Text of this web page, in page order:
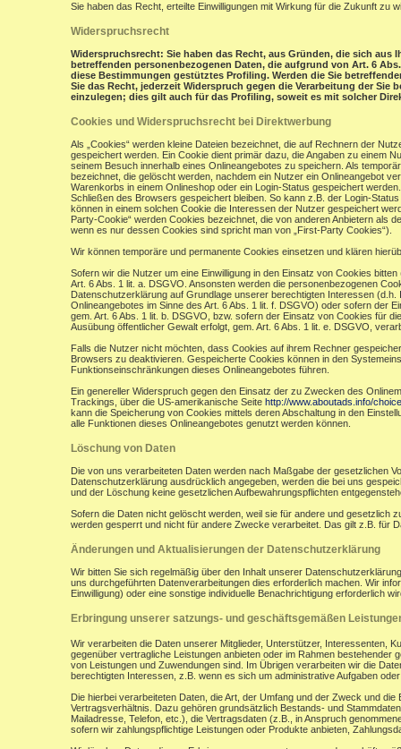
Sie haben das Recht, erteilte Einwilligungen mit Wirkung für die Zukunft zu
Widerspruchsrecht
Widerspruchsrecht: Sie haben das Recht, aus Gründen, die sich aus
betreffenden personenbezogenen Daten, die aufgrund von Art. 6
diese Bestimmungen gestütztes Profiling. Werden die Sie
Sie das Recht, jederzeit Widerspruch gegen die Verarbeitung der
einzulegen; dies gilt auch für das Profiling, soweit es mit solcher
Cookies und Widerspruchsrecht bei Direktwerbung
Als „Cookies“ werden kleine Dateien bezeichnet, die auf Rechnern der
gespeichert werden. Ein Cookie dient primär dazu, die Angaben zu einem
seinem Besuch innerhalb eines Onlineangebotes zu speichern. Als
bezeichnet, die gelöscht werden, nachdem ein Nutzer ein Onlineangebot
Warenkorbs in einem Onlineshop oder ein Login-Status gespeichert
Schließen des Browsers gespeichert bleiben. So kann z.B. der Login-
können in einem solchen Cookie die Interessen der Nutzer gespeichert
Party-Cookie“ werden Cookies bezeichnet, die von anderen Anbietern als
wenn es nur dessen Cookies sind spricht man von „First-Party Cookies“).
Wir können temporäre und permanente Cookies einsetzen und klären
Sofern wir die Nutzer um eine Einwilligung in den Einsatz von Cookies
Art. 6 Abs. 1 lit. a. DSGVO. Ansonsten werden die personenbezogenen
Datenschutzerklärung auf Grundlage unserer berechtigten Interessen
Onlineangebotes im Sinne des Art. 6 Abs. 1 lit. f. DSGVO) oder sofern der
gem. Art. 6 Abs. 1 lit. b. DSGVO, bzw. sofern der Einsatz von Cookies für
Ausübung öffentlicher Gewalt erfolgt, gem. Art. 6 Abs. 1 lit. e. DSGVO,
Falls die Nutzer nicht möchten, dass Cookies auf ihrem Rechner
Browsers zu deaktivieren. Gespeicherte Cookies können in den
Funktionseinschränkungen dieses Onlineangebotes führen.
Ein genereller Widerspruch gegen den Einsatz der zu Zwecken des
Trackings, über die US-amerikanische Seite http://www.aboutads.info/
kann die Speicherung von Cookies mittels deren Abschaltung in den
alle Funktionen dieses Onlineangebotes genutzt werden können.
Löschung von Daten
Die von uns verarbeiteten Daten werden nach Maßgabe der gesetzlichen
Datenschutzerklärung ausdrücklich angegeben, werden die bei uns
und der Löschung keine gesetzlichen Aufbewahrungspflichten
Sofern die Daten nicht gelöscht werden, weil sie für andere und gesetzlich
werden gesperrt und nicht für andere Zwecke verarbeitet. Das gilt z.B. für
Änderungen und Aktualisierungen der Datenschutzerklärung
Wir bitten Sie sich regelmäßig über den Inhalt unserer
uns durchgeführten Datenverarbeitungen dies erforderlich machen. Wir
Einwilligung) oder eine sonstige individuelle Benachrichtigung erforderlich
Erbringung unserer satzungs- und geschäftsgemäßen
Wir verarbeiten die Daten unserer Mitglieder, Unterstützer, Interessenten,
gegenüber vertragliche Leistungen anbieten oder im Rahmen
von Leistungen und Zuwendungen sind. Im Übrigen verarbeiten wir die
berechtigten Interessen, z.B. wenn es sich um administrative Aufgaben
Die hierbei verarbeiteten Daten, die Art, der Umfang und der Zweck und
Vertragsverhältnis. Dazu gehören grundsätzlich Bestands- und
Mailadresse, Telefon, etc.), die Vertragsdaten (z.B., in Anspruch
sofern wir zahlungspflichtige Leistungen oder Produkte anbieten,